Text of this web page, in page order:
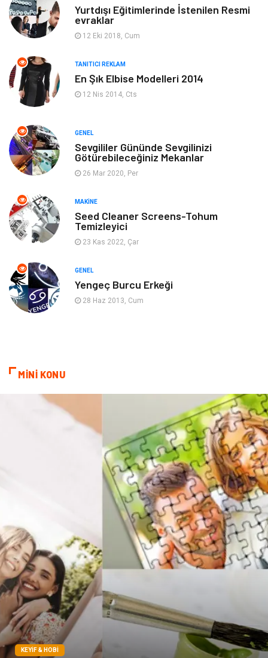
Elektronik
Giyim
Ev Dekorasyon Organizasyon
Anne & Çocuk Genel Kültür
Ev İşleri
Gençlik & Eğlence
Mobilya
Evlilik Rehberi
Astroloji Keyfinizi Kaçırmayın
Çadır
Pet Malzemeleri
Yurtdışı Eğitimlerinde İstenilen Resmi
evraklar
12 Eki 2018, Cum
TANITICI REKLAM
En Şık Elbise Modelleri 2014
12 Nis 2014, Cts
GENEL
Sevgililer Gününde Sevgilinizi
Götürebileceğiniz Mekanlar
26 Mar 2020, Per
MAKINE
Seed Cleaner Screens-Tohum
Temizleyici
23 Kas 2022, Çar
GENEL
Yengeç Burcu Erkeği
28 Haz 2013, Cum
MİNİ KONU
KEYIF & HOBI